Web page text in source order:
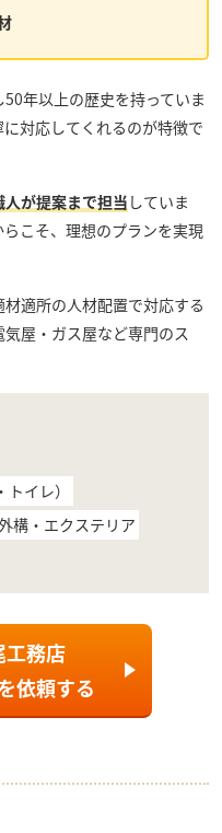
年以上の歴史を持っていま
対応してくれるのが特徴で
が提案まで担当 していま
こそ、理想のプランを実現
適所の人材配置で対応する
屋・ガス屋など専門のス
イレ）
構・エクステリア
工務店
依頼する